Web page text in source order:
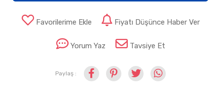
Favorilerime Ekle Fiyatı Düşünce Haber Ver
Yorum Yaz Tavsiye Et
Paylaş :